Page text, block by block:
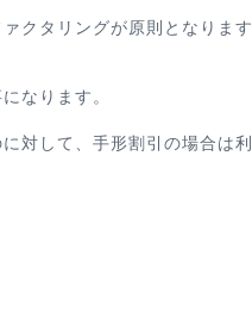
クタリングが原則となります
なります 。
対して、手形割引の場合は